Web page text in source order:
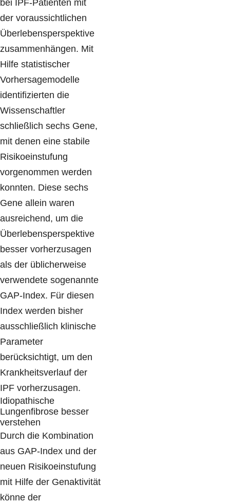
bei IPF-Patienten mit
der voraussichtlichen
Überlebensperspektive
zusammenhängen. Mit
Hilfe statistischer
Vorhersagemodelle
identifizierten die
Wissenschaftler
schließlich sechs Gene,
mit denen eine stabile
Risikoeinstufung
vorgenommen werden
konnten. Diese sechs
Gene allein waren
ausreichend, um die
Überlebensperspektive
besser vorherzusagen
als der üblicherweise
verwendete sogenannte
GAP-Index. Für diesen
Index werden bisher
ausschließlich klinische
Parameter
berücksichtigt, um den
Krankheitsverlauf der
IPF vorherzusagen.
Idiopathische
Lungenfibrose besser
verstehen
Durch die Kombination
aus GAP-Index und der
neuen Risikoeinstufung
mit Hilfe der Genaktivität
könne der